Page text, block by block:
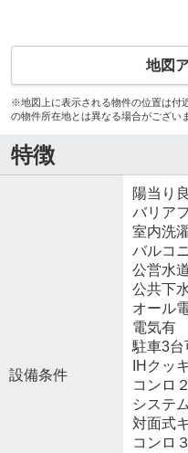
地図
※地図上に表示される物件の位置は付
の物件所在地とは異なる場合がござい
特徴
設備条件
陽当り
バリア
室内洗
バルコ
公営水
公共下
オール
電気有
駐車3台
IHクッ
コンロ
システ
対面式
コンロ